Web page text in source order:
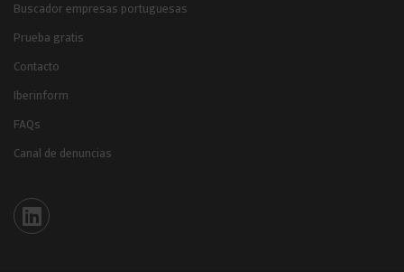
Buscador empresas portuguesas
Prueba gratis
Contacto
Iberinform
FAQs
Canal de denuncias
Iberinform en Linkedin